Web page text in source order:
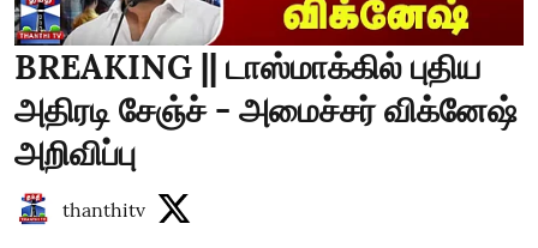
BREAKING || டாஸ்மாக்கில் புதிய
அதிரடி சேஞ்ச் - அமைச்சர் விக்னேஷ்
அறிவிப்பு
thanthitv